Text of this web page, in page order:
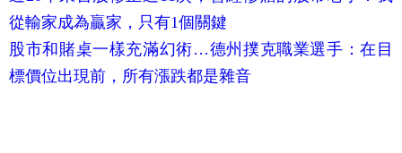
從輸家成為贏家，只有1個關鍵
股市和賭桌一樣充滿幻術…德州撲克職業選手：在目
標價位出現前，所有漲跌都是雜音